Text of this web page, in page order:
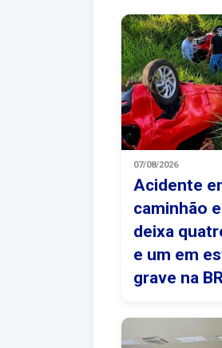
07/08/2026
Acidente
caminhão
deixa
e um em
grave na